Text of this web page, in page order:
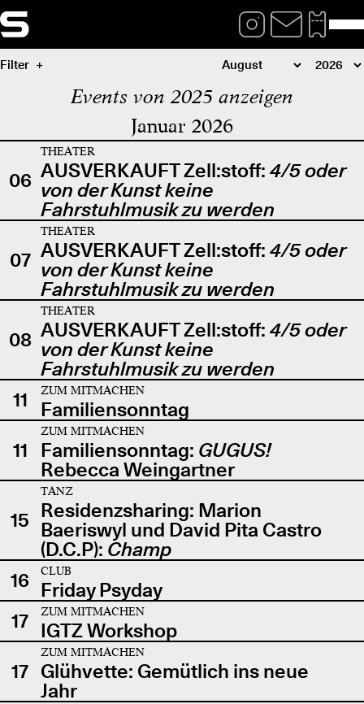
Filter
Events von 2025 anzeigen
Januar 2026
06
THEATER
AUSVERKAUFT Zell:stoff: 4/5 oder
von der Kunst keine
Fahrstuhlmusik zu werden
07
THEATER
AUSVERKAUFT Zell:stoff: 4/5 oder
von der Kunst keine
Fahrstuhlmusik zu werden
08
THEATER
AUSVERKAUFT Zell:stoff: 4/5 oder
von der Kunst keine
Fahrstuhlmusik zu werden
11
ZUM MITMACHEN
Familiensonntag
11
ZUM MITMACHEN
Familiensonntag: GUGUS!
Rebecca Weingartner
15
TANZ
Residenzsharing: Marion
Baeriswyl und David Pita Castro
(D.C.P): Champ
16
CLUB
Friday Psyday
17
ZUM MITMACHEN
IGTZ Workshop
17
ZUM MITMACHEN
Glühvette: Gemütlich ins neue
Jahr